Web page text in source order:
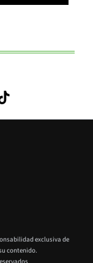
exclusiva de
contenido.